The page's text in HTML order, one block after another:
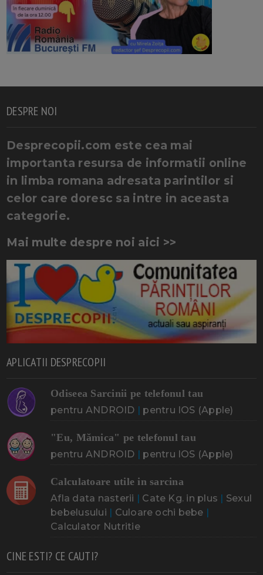
DESPRE NOI
Desprecopii.com este cea mai
importanta resursa de informatii online
in limba romana adresata parintilor si
celor care doresc sa intre in aceasta
categorie.
Mai multe despre noi aici >>
APLICATII DESPRECOPII
Odiseea Sarcinii pe telefonul tau
pentru ANDROID | pentru IOS (Apple)
"Eu, Mămica" pe telefonul tau
pentru ANDROID | pentru IOS (Apple)
Calculatoare utile in sarcina
Afla data nasterii | Cate Kg. in plus | Sexul
bebelusului | Culoare ochi bebe |
Calculator Nutritie
CINE ESTI? CE CAUTI?